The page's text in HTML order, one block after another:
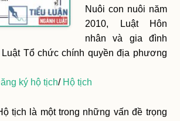
Nuôi con nuôi năm
2010, Luật Hôn
nhân và gia đình
Luật Tổ chức chính quyền địa phương
ký hộ tịch/ Hộ tịch
tịch là một trong những vấn đề trọng